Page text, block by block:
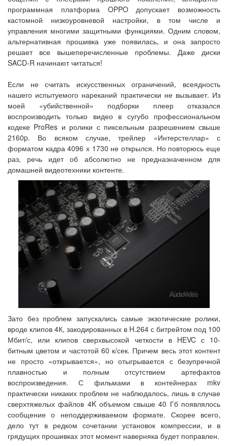
программная платформа OPPO допускает возможность
кастомной низкоуровневой настройки, в том числе и
управления многими защитными функциями. Одним словом,
альтернативная прошивка уже появилась, и она запросто
решает все вышеперечисленные проблемы. Даже диски
SACD-R начинают читаться!
Если не считать искусственных ограничений, всеядность
нашего испытуемого нареканий практически не вызывает. Из
моей «убийственной» подборки плеер отказался
воспроизводить только видео в сугубо профессиональном
кодеке ProRes и ролики с пиксельным разрешением свыше
2160p. Во всяком случае, трейлер «Интерстеллар» с
форматом кадра 4096 х 1730 не открылся. Но повторюсь еще
раз, речь идет об абсолютно не предназначенном для
домашней видеотехники контенте.
Зато без проблем запускались самые экзотические ролики,
вроде клипов 4К, закодированных в H.264 с битрейтом под 100
Мбит/с, или клипов сверхвысокой четкости в HEVC с 10-
битным цветом и частотой 60 к/сек. Причем весь этот контент
не просто «открывается», но отыгрывается с безупречной
плавностью и полным отсутствием артефактов
воспроизведения. С фильмами в контейнерах mkv
практически никаких проблем не наблюдалось, лишь в случае
сверхтяжелых файлов 4K объемом свыше 40 Гб появлялось
сообщение о неподдерживаемом формате. Скорее всего,
дело тут в редком сочетании установок компрессии, и в
грядущих прошивках этот момент наверняка будет поправлен.